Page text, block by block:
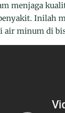
menjaga
Inilah
minum di